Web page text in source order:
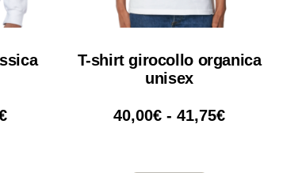
T-shirt girocollo organica
unisex
40,00€ - 41,75€